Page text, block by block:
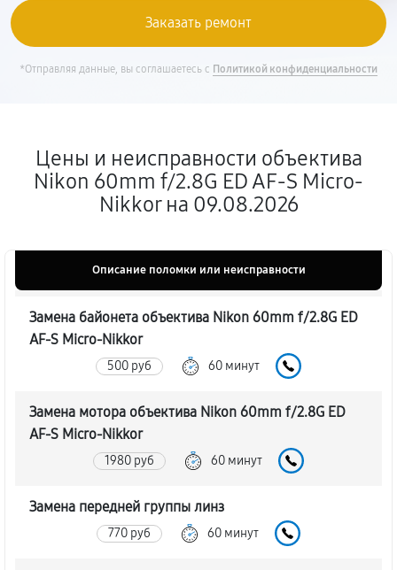
*Отправляя данные, вы соглашаетесь с Политикой конфиденциальности
Цены и неисправности объектива
Nikon 60mm f/2.8G ED AF-S Micro-
Nikkor на 09.08.2026
Описание поломки или неисправности
Замена байонета объектива Nikon 60mm f/2.8G ED
AF-S Micro-Nikkor
500 руб 60 минут
Замена мотора объектива Nikon 60mm f/2.8G ED
AF-S Micro-Nikkor
1980 руб 60 минут
Замена передней группы линз
770 руб 60 минут